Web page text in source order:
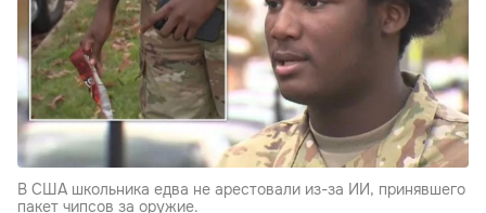
В США школьника едва не арестовали из-за ИИ, принявшего
пакет чипсов за оружие.